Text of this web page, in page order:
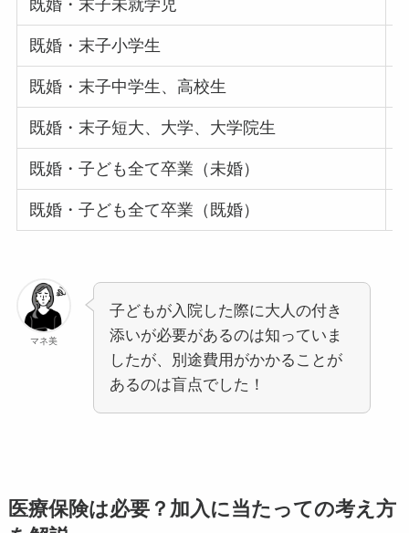
既婚・末子未就学児
既婚・末子小学生
既婚・末子中学生、高校生
既婚・末子短大、大学、大学院生
既婚・子ども全て卒業（未婚）
既婚・子ども全て卒業（既婚）
マネ美
子どもが入院した際に大人の付き
添いが必要があるのは知っていま
したが、別途費用がかかることが
あるのは盲点でした！
医療保険は必要？加入に当たっての考え方